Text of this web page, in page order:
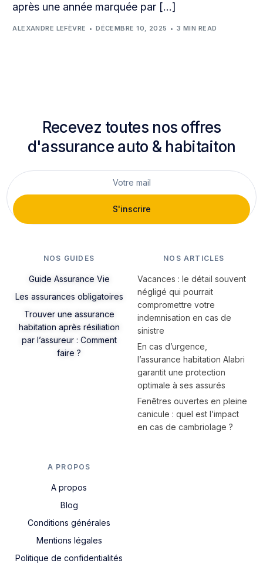
après une année marquée par […]
ALEXANDRE LEFÈVRE DÉCEMBRE 10, 2025 3 MIN READ
Recevez toutes nos offres
d'assurance auto & habitaiton
S'inscrire
NOS GUIDES
Guide Assurance Vie
Les assurances obligatoires
Trouver une assurance
habitation après résiliation
par l’assureur : Comment
faire ?
NOS ARTICLES
Vacances : le détail souvent
négligé qui pourrait
compromettre votre
indemnisation en cas de
sinistre
En cas d’urgence,
l’assurance habitation Alabri
garantit une protection
optimale à ses assurés
Fenêtres ouvertes en pleine
canicule : quel est l’impact
en cas de cambriolage ?
A PROPOS
A propos
Blog
Conditions générales
Mentions légales
Politique de confidentialités